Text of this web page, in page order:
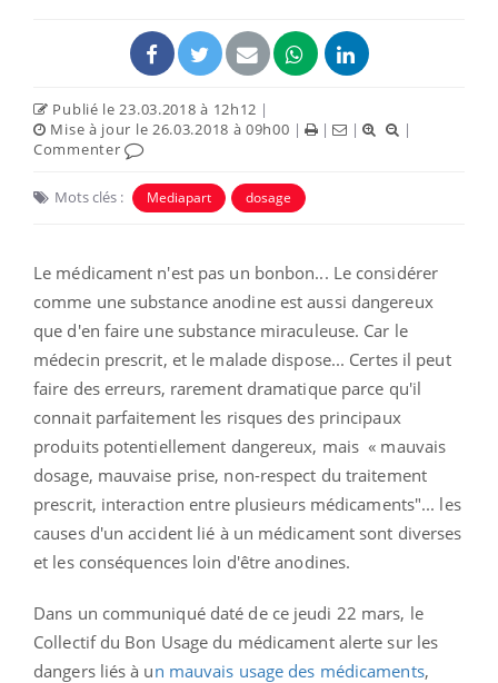
Publié le 23.03.2018 à 12h12 |
Mise à jour le 26.03.2018 à 09h00 | | |
|
Commenter
Mots clés : Mediapart dosage
Le médicament n'est pas un bonbon... Le considérer
comme une substance anodine est aussi dangereux
que d'en faire une substance miraculeuse. Car le
médecin prescrit, et le malade dispose... Certes il peut
faire des erreurs, rarement dramatique parce qu'il
connait parfaitement les risques des principaux
produits potentiellement dangereux, mais « mauvais
dosage, mauvaise prise, non-respect du traitement
prescrit, interaction entre plusieurs médicaments"... les
causes d'un accident lié à un médicament sont diverses
et les conséquences loin d'être anodines.
Dans un communiqué daté de ce jeudi 22 mars, le
Collectif du Bon Usage du médicament alerte sur les
dangers liés à un mauvais usage des médicaments,